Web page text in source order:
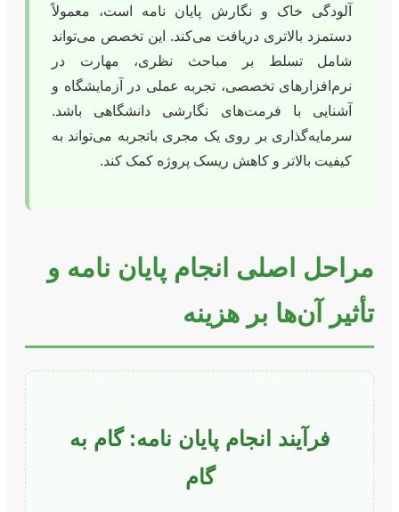
آلودگی خاک و نگارش پایان نامه است، معمولاً
دستمزد بالاتری دریافت می‌کند. این تخصص می‌تواند
شامل تسلط بر مباحث نظری، مهارت در
نرم‌افزارهای تخصصی، تجربه عملی در آزمایشگاه و
آشنایی با فرمت‌های نگارشی دانشگاهی باشد.
سرمایه‌گذاری بر روی یک مجری باتجربه می‌تواند به
کیفیت بالاتر و کاهش ریسک پروژه کمک کند.
مراحل اصلی انجام پایان نامه و
تأثیر آن‌ها بر هزینه
فرآیند انجام پایان نامه: گام به
گام